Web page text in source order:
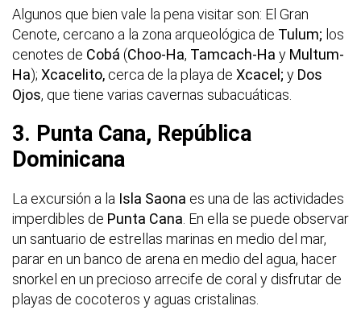
Algunos que bien vale la pena visitar son: El Gran
Cenote, cercano a la zona arqueológica de Tulum; los
cenotes de Cobá (Choo-Ha, Tamcach-Ha y Multum-
Ha); Xcacelito, cerca de la playa de Xcacel; y Dos
Ojos, que tiene varias cavernas subacuáticas.
3. Punta Cana, República
Dominicana
La excursión a la Isla Saona es una de las actividades
imperdibles de Punta Cana . En ella se puede observar
un santuario de estrellas marinas en medio del mar,
parar en un banco de arena en medio del agua, hacer
snorkel en un precioso arrecife de coral y disfrutar de
playas de cocoteros y aguas cristalinas.